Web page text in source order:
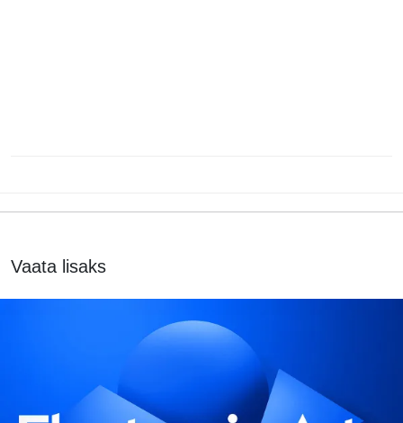
Vaata lisaks